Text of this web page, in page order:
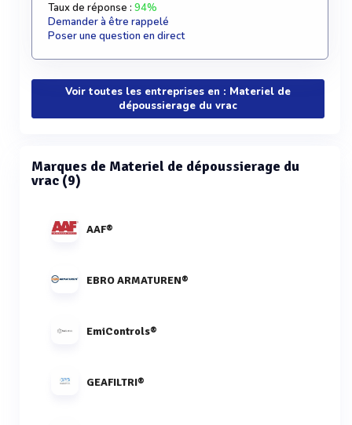
Taux de réponse : 94%
Demander à être rappelé
Poser une question en direct
Voir toutes les entreprises en : Materiel de
dépoussierage du vrac
Marques de Materiel de dépoussierage du
vrac (9)
AAF®
EBRO ARMATUREN®
EmiControls®
GEAFILTRI®